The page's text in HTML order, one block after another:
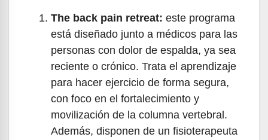
The back pain retreat: este programa
está diseñado junto a médicos para las
personas con dolor de espalda, ya sea
reciente o crónico. Trata el aprendizaje
para hacer ejercicio de forma segura,
con foco en el fortalecimiento y
movilización de la columna vertebral.
Además, disponen de un fisioterapeuta